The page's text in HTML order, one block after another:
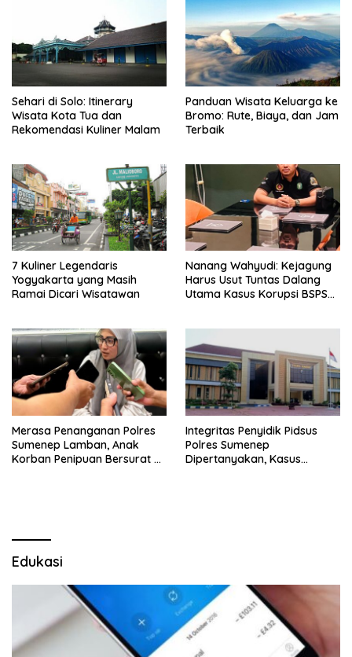
Sehari di Solo: Itinerary
Wisata Kota Tua dan
Rekomendasi Kuliner Malam
Panduan Wisata Keluarga ke
Bromo: Rute, Biaya, dan Jam
Terbaik
7 Kuliner Legendaris
Yogyakarta yang Masih
Ramai Dicari Wisatawan
Nanang Wahyudi: Kejagung
Harus Usut Tuntas Dalang
Utama Kasus Korupsi BSPS
Merasa Penanganan Polres
Sumenep Lamban, Anak
Korban Penipuan Bersurat ke
Integritas Penyidik Pidsus
Polres Sumenep
Dipertanyakan, Kasus
Edukasi